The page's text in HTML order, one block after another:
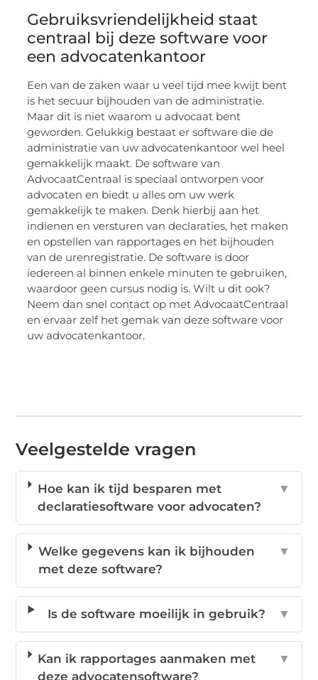
Gebruiksvriendelijkheid staat
centraal bij deze software voor
een advocatenkantoor
Een van de zaken waar u veel tijd mee kwijt bent
is het secuur bijhouden van de administratie.
Maar dit is niet waarom u advocaat bent
geworden. Gelukkig bestaat er software die de
administratie van uw advocatenkantoor wel heel
gemakkelijk maakt. De software van
AdvocaatCentraal is speciaal ontworpen voor
advocaten en biedt u alles om uw werk
gemakkelijk te maken. Denk hierbij aan het
indienen en versturen van declaraties, het maken
en opstellen van rapportages en het bijhouden
van de urenregistratie. De software is door
iedereen al binnen enkele minuten te gebruiken,
waardoor geen cursus nodig is. Wilt u dit ook?
Neem dan snel contact op met AdvocaatCentraal
en ervaar zelf het gemak van deze software voor
uw advocatenkantoor.
Veelgestelde vragen
Hoe kan ik tijd besparen met
declaratiesoftware voor advocaten?
▼
Welke gegevens kan ik bijhouden
met deze software?
▼
Is de software moeilijk in gebruik? ▼
Kan ik rapportages aanmaken met
deze advocatensoftware?
▼